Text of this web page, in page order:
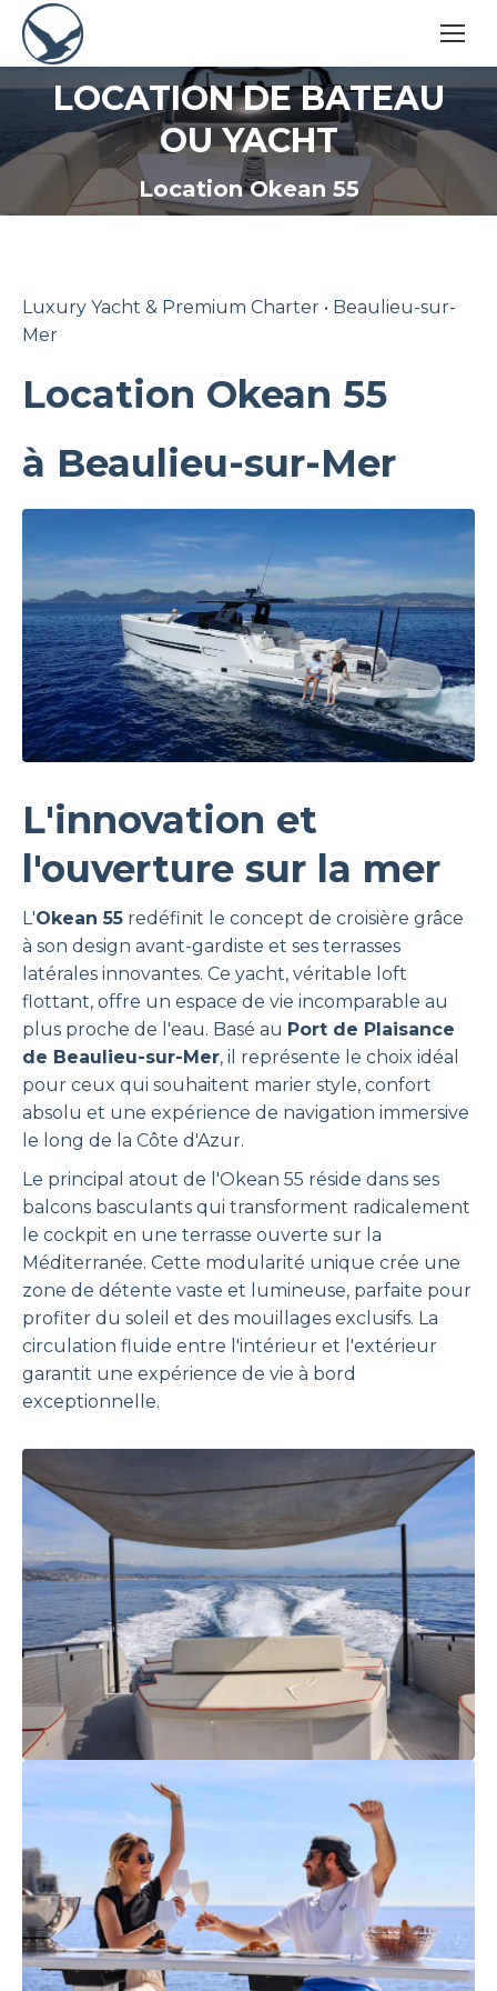
LOCATION DE BATEAU
OU YACHT
Location Okean 55
Vous êtes ici :
Luxury Yacht & Premium Charter • Beaulieu-sur-
Mer
Location Okean 55
à Beaulieu-sur-Mer
L'innovation et
l'ouverture sur la mer
L'Okean 55 redéfinit le concept de croisière grâce
à son design avant-gardiste et ses terrasses
latérales innovantes. Ce yacht, véritable loft
flottant, offre un espace de vie incomparable au
plus proche de l'eau. Basé au Port de Plaisance
de Beaulieu-sur-Mer, il représente le choix idéal
pour ceux qui souhaitent marier style, confort
absolu et une expérience de navigation immersive
le long de la Côte d'Azur.
Le principal atout de l'Okean 55 réside dans ses
balcons basculants qui transforment radicalement
le cockpit en une terrasse ouverte sur la
Méditerranée. Cette modularité unique crée une
zone de détente vaste et lumineuse, parfaite pour
profiter du soleil et des mouillages exclusifs. La
circulation fluide entre l'intérieur et l'extérieur
garantit une expérience de vie à bord
exceptionnelle.